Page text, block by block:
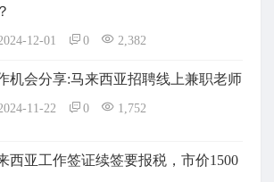
12-01 0 2,382
机会分享:马来西亚招聘线上兼职老师
11-22 0 1,752
西亚工作签证续签要报税，市价1500